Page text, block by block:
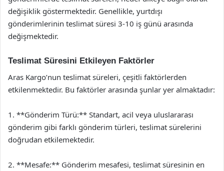
değişiklik göstermektedir. Genellikle, yurtdışı
gönderimlerinin teslimat süresi 3-10 iş günü arasında
değişmektedir.
Teslimat Süresini Etkileyen Faktörler
Aras Kargo’nun teslimat süreleri, çeşitli faktörlerden
etkilenmektedir. Bu faktörler arasında şunlar yer almaktadır:
1. **Gönderim Türü:** Standart, acil veya uluslararası
gönderim gibi farklı gönderim türleri, teslimat sürelerini
doğrudan etkilemektedir.
2. **Mesafe:** Gönderim mesafesi, teslimat süresinin en